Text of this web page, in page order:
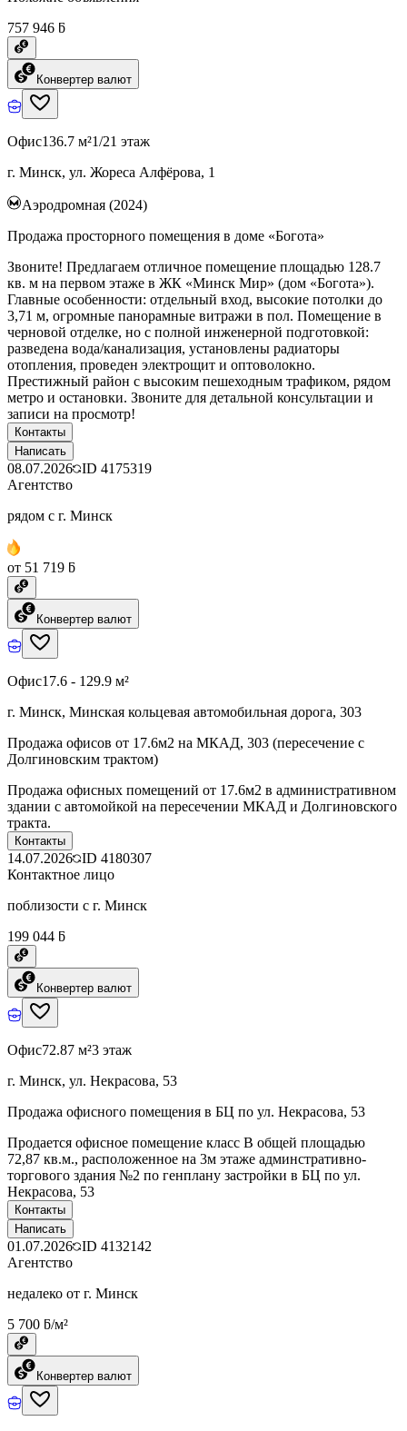
757 946 ƃ
Конвертер валют
Офис136.7 м²1/21 этаж
г. Минск, ул. Жореса Алфёрова, 1
Аэродромная (2024)
Продажа просторного помещения в доме «Богота»
Звоните! Предлагаем отличное помещение площадью 128.7
кв. м на первом этаже в ЖК «Минск Мир» (дом «Богота»).
Главные особенности: отдельный вход, высокие потолки до
3,71 м, огромные панорамные витражи в пол. Помещение в
черновой отделке, но с полной инженерной подготовкой:
разведена вода/канализация, установлены радиаторы
отопления, проведен электрощит и оптоволокно.
Престижный район с высоким пешеходным трафиком, рядом
метро и остановки. Звоните для детальной консультации и
записи на просмотр!
Контакты
Написать
08.07.2026 ID 4175319
Агентство
рядом с г. Минск
от 51 719 ƃ
Конвертер валют
Офис17.6 - 129.9 м²
г. Минск, Минская кольцевая автомобильная дорога, 303
Продажа офисов от 17.6м2 на МКАД, 303 (пересечение с
Долгиновским трактом)
Продажа офисных помещений от 17.6м2 в административном
здании с автомойкой на пересечении МКАД и Долгиновского
тракта.
Контакты
14.07.2026 ID 4180307
Контактное лицо
поблизости с г. Минск
199 044 ƃ
Конвертер валют
Офис72.87 м²3 этаж
г. Минск, ул. Некрасова, 53
Продажа офисного помещения в БЦ по ул. Некрасова, 53
Продается офисное помещение класс В общей площадью
72,87 кв.м., расположенное на 3м этаже админстративно-
торгового здания №2 по генплану застройки в БЦ по ул.
Некрасова, 53
Контакты
Написать
01.07.2026 ID 4132142
Агентство
недалеко от г. Минск
5 700 ƃ/м²
Конвертер валют